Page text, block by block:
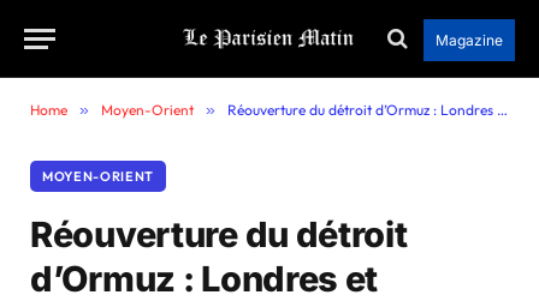
Magazine
Home » Moyen-Orient » Réouverture du détroit d’Ormuz : Londres et Washington veulent briser le verrou iranien 2026
MOYEN-ORIENT
Réouverture du détroit
d’Ormuz : Londres et